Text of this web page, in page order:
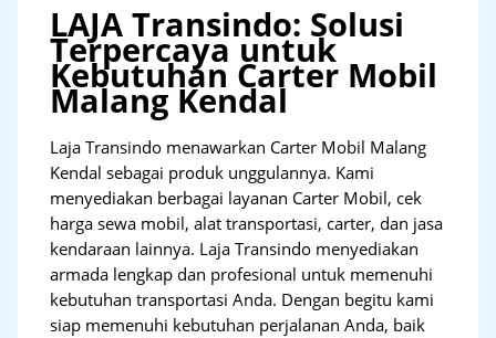
LAJA Transindo: Solusi
Terpercaya untuk
Kebutuhan Carter Mobil
Malang Kendal
Laja Transindo menawarkan Carter Mobil Malang
Kendal sebagai produk unggulannya. Kami
menyediakan berbagai layanan Carter Mobil, cek
harga sewa mobil, alat transportasi, carter, dan jasa
kendaraan lainnya. Laja Transindo menyediakan
armada lengkap dan profesional untuk memenuhi
kebutuhan transportasi Anda. Dengan begitu kami
siap memenuhi kebutuhan perjalanan Anda, baik